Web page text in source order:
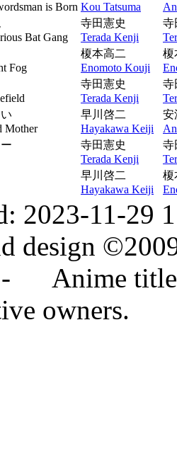
is Born Kou Tatsuma
Bat Gang
寺田憲史
Terada Kenji
寺
Fog
榎本高二
Enomoto Kouji
榎
寺田憲史
Terada Kenji
寺
Mother
早川啓二
Hayakawa Keiji
安
寺田憲史
Terada Kenji
寺
早川啓二
Hayakawa Keiji
榎
2023-11-29
design
titles,
owners.